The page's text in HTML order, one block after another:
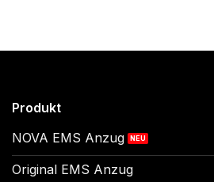
Produkt
NOVA EMS Anzug
Original EMS Anzug